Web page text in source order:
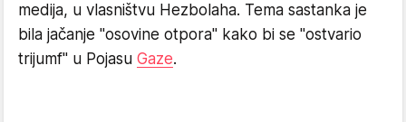
medija, u vlasništvu Hezbolaha. Tema sastanka je
bila jačanje "osovine otpora" kako bi se "ostvario
trijumf" u Pojasu Gaze.